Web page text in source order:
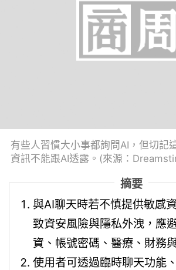
有些人習慣大小事都詢問AI，但切記
資訊不能跟AI透露。(來源：
摘要
與AI聊天時若不慎提供敏感
致資安風險與隱私外洩，應
資、帳號密碼、醫療、財務
使用者可透過臨時聊天功能